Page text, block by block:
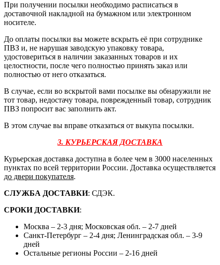
При получении посылки необходимо расписаться в
доставочной накладной на бумажном или электронном
носителе.
До оплаты посылки вы можете вскрыть её при сотруднике
ПВЗ и, не нарушая заводскую упаковку товара,
удостовериться в наличии заказанных товаров и их
целостности, после чего полностью принять заказ или
полностью от него отказаться.
В случае, если во вскрытой вами посылке вы обнаружили не
тот товар, недостачу товара, поврежденный товар, сотрудник
ПВЗ попросит вас заполнить акт.
В этом случае вы вправе отказаться от выкупа посылки.
3. КУРЬЕРСКАЯ ДОСТАВКА
Курьерская доставка доступна в более чем в 3000 населенных
пунктах по всей территории России. Доставка осуществляется
до двери покупателя.
СЛУЖБА ДОСТАВКИ: СДЭК.
СРОКИ ДОСТАВКИ:
Москва – 2-3 дня; Московская обл. – 2-7 дней
Санкт-Петербург – 2-4 дня; Ленинградская обл. – 3-9
дней
Остальные регионы России – 2-16 дней